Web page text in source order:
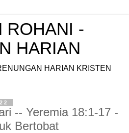
ROHANI -
HARIAN
HARIAN KRISTEN
-- Yeremia 18:1-17 -
Bertobat